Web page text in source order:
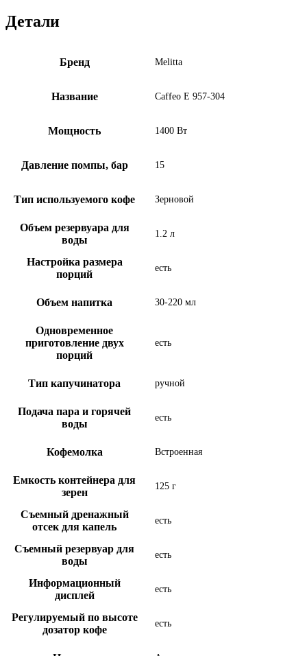
Детали
Бренд Melitta
Название Caffeo E 957-304
Мощность 1400 Вт
Давление помпы, бар 15
Тип используемого кофе Зерновой
Объем резервуара для
воды
1.2 л
Настройка размера
порций
есть
Объем напитка 30-220 мл
Одновременное
приготовление двух
порций
есть
Тип капучинатора ручной
Подача пара и горячей
воды
есть
Кофемолка Встроенная
Емкость контейнера для
зерен
125 г
Съемный дренажный
отсек для капель
есть
Съемный резервуар для
воды
есть
Информационный
дисплей
есть
Регулируемый по высоте
дозатор кофе
есть